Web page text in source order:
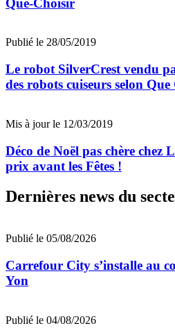
Publié le 28/05/2019
Le robot SilverCrest vendu
des robots cuiseurs selon
Mis à jour le 12/03/2019
Déco de Noël pas chère chez
prix avant les Fêtes !
Dernières news du
Publié le 05/08/2026
Carrefour City s’installe au
Yon
Publié le 04/08/2026